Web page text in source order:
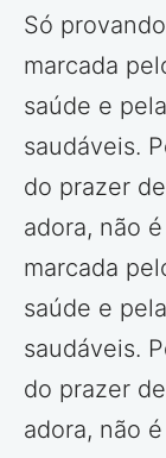
Só
marcada
saúde e
saudáveis.
do prazer
adora, não
marcada
saúde e
saudáveis.
do prazer
adora, não